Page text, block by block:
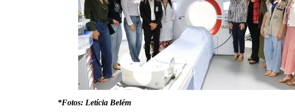
*Fotos: Letícia Belém